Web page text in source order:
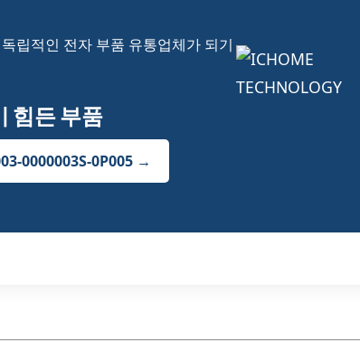
립적인 전자 부품 유통업체가 되기
힘든 부품
0000003S-0P005 →